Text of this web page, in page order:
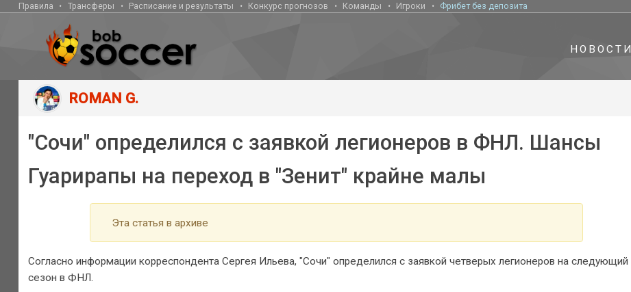
Правила Трансферы Расписание и результаты Конкурс прогнозов Команды Игроки Фрибет без депозита
НОВОСТИ
ROMAN G.
"Сочи" определился с заявкой легионеров в ФНЛ. Шансы
Гуарирапы на переход в "Зенит" крайне малы
Эта статья в архиве
Согласно информации корреспондента Сергея Ильева, "Сочи" определился с заявкой четверых легионеров на следующий
сезон в ФНЛ.